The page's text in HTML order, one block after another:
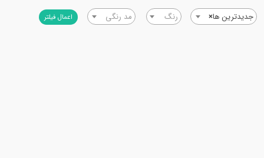
×جدیدترین ها رنگ مد رنگی
اعمال فیلتر
امروز